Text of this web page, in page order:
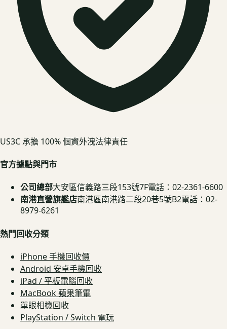
US3C 承擔 100% 個資外洩法律責任
官方據點與門市
公司總部大安區信義路三段153號7F電話：02-2361-6600
南港直營旗艦店南港區南港路二段20巷5號B2電話：02-
8979-6261
熱門回收分類
iPhone 手機回收價
Android 安卓手機回收
iPad / 平板電腦回收
MacBook 蘋果筆電
單眼相機回收
PlayStation / Switch 電玩